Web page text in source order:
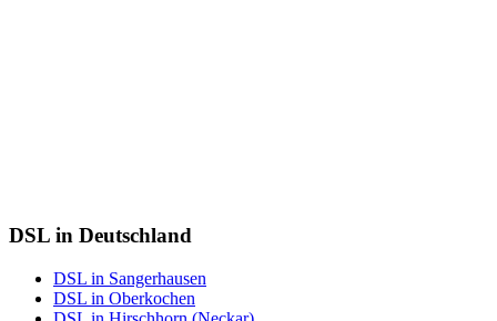
DSL in Deutschland
DSL in Sangerhausen
DSL in Oberkochen